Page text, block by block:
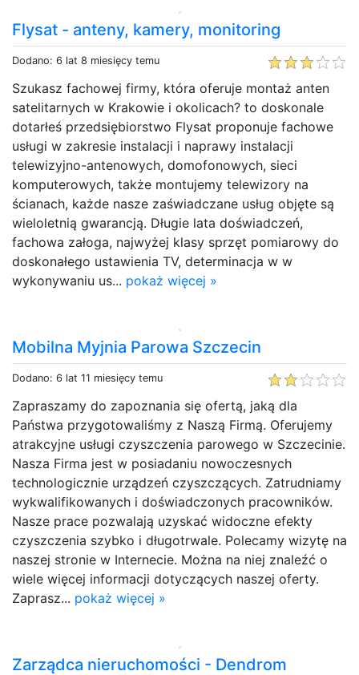
Flysat - anteny, kamery, monitoring
Dodano: 6 lat 8 miesięcy temu
Szukasz fachowej firmy, która oferuje montaż anten
satelitarnych w Krakowie i okolicach? to doskonale
dotarłeś przedsiębiorstwo Flysat proponuje fachowe
usługi w zakresie instalacji i naprawy instalacji
telewizyjno-antenowych, domofonowych, sieci
komputerowych, także montujemy telewizory na
ścianach, każde nasze zaświadczane usług objęte są
wieloletnią gwarancją. Długie lata doświadczeń,
fachowa załoga, najwyżej klasy sprzęt pomiarowy do
doskonałego ustawienia TV, determinacja w w
wykonywaniu us... pokaż więcej »
Mobilna Myjnia Parowa Szczecin
Dodano: 6 lat 11 miesięcy temu
Zapraszamy do zapoznania się ofertą, jaką dla
Państwa przygotowaliśmy z Naszą Firmą. Oferujemy
atrakcyjne usługi czyszczenia parowego w Szczecinie.
Nasza Firma jest w posiadaniu nowoczesnych
technologicznie urządzeń czyszczących. Zatrudniamy
wykwalifikowanych i doświadczonych pracowników.
Nasze prace pozwalają uzyskać widoczne efekty
czyszczenia szybko i długotrwale. Polecamy wizytę na
naszej stronie w Internecie. Można na niej znaleźć o
wiele więcej informacji dotyczących naszej oferty.
Zaprasz... pokaż więcej »
Zarządca nieruchomości - Dendrom